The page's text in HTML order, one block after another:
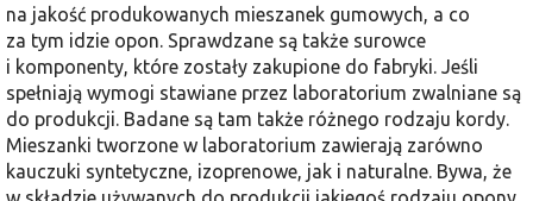
na jakość produkowanych mieszanek gumowych, a co
za tym idzie opon. Sprawdzane są także surowce
i komponenty, które zostały zakupione do fabryki. Jeśli
spełniają wymogi stawiane przez laboratorium zwalniane są
do produkcji. Badane są tam także różnego rodzaju kordy.
Mieszanki tworzone w laboratorium zawierają zarówno
kauczuki syntetyczne, izoprenowe, jak i naturalne. Bywa, że